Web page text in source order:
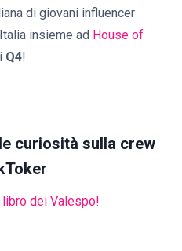
di giovani influencer
insieme ad House of
Q4!
curiosità sulla crew
dei Valespo!